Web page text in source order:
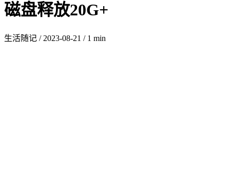
磁盘释放20G+
生活随记 / 2023-08-21 / 1 min